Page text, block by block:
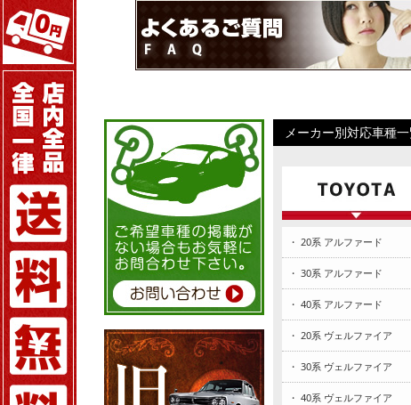
メーカー別対応車種
・ 20系 アルファード
・ 30系 アルファード
・ 40系 アルファード
・ 20系 ヴェルファイア
・ 30系 ヴェルファイア
・ 40系 ヴェルファイア